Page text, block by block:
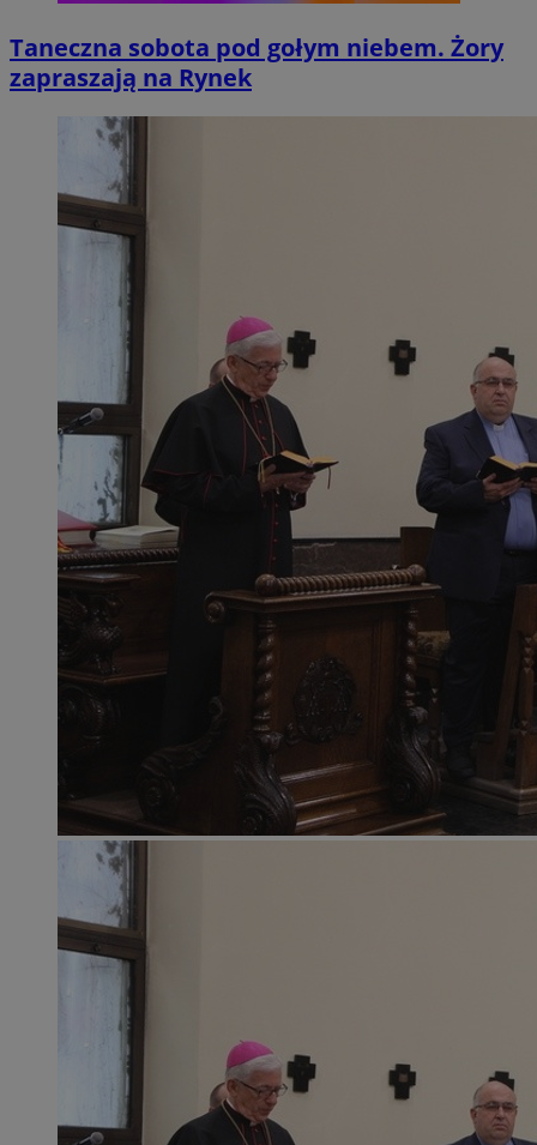
Taneczna sobota pod gołym niebem. Żory
zapraszają na Rynek